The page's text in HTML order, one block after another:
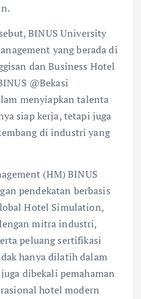
BINUS University
yang berada di
dan Business Hotel
@Bekasi
menyiapkan talenta
siap kerja, tetapi juga
di industri yang
(HM) BINUS
pendekatan berbasis
Hotel Simulation,
mitra industri,
peluang sertifikasi
hanya dilatih dalam
dibekali pemahaman
hotel modern